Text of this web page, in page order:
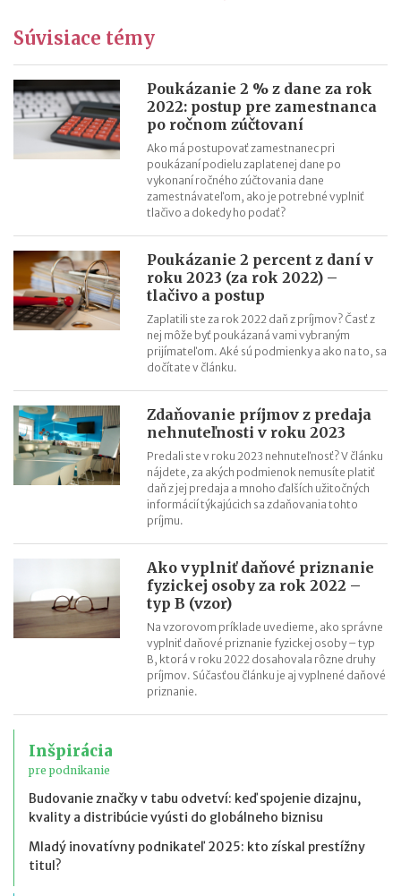
Stravné (diéty) od 1.12.2025
Zmeny v sociálnom poistení SZČO od 1.1.2026
Odvodová odpočítateľná položka z príjmu trénerov od 1.1.2026
11 mýtov o dôchodkoch
Súvisiace témy
Poukázanie 2 % z dane za rok
2022: postup pre zamestnanca
po ročnom zúčtovaní
Ako má postupovať zamestnanec pri
poukázaní podielu zaplatenej dane po
vykonaní ročného zúčtovania dane
zamestnávateľom, ako je potrebné vyplniť
tlačivo a dokedy ho podať?
Poukázanie 2 percent z daní v
roku 2023 (za rok 2022) –
tlačivo a postup
Zaplatili ste za rok 2022 daň z príjmov? Časť z
nej môže byť poukázaná vami vybraným
prijímateľom. Aké sú podmienky a ako na to, sa
dočítate v článku.
Zdaňovanie príjmov z predaja
nehnuteľnosti v roku 2023
Predali ste v roku 2023 nehnuteľnosť? V článku
nájdete, za akých podmienok nemusíte platiť
daň z jej predaja a mnoho ďalších užitočných
informácií týkajúcich sa zdaňovania tohto
príjmu.
Ako vyplniť daňové priznanie
fyzickej osoby za rok 2022 –
typ B (vzor)
Na vzorovom príklade uvedieme, ako správne
vyplniť daňové priznanie fyzickej osoby – typ
B, ktorá v roku 2022 dosahovala rôzne druhy
príjmov. Súčasťou článku je aj vyplnené daňové
priznanie.
Inšpirácia
pre podnikanie
Budovanie značky v tabu odvetví: keď spojenie dizajnu,
kvality a distribúcie vyústi do globálneho biznisu
Mladý inovatívny podnikateľ 2025: kto získal prestížny
titul?